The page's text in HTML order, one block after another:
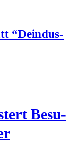
“Deindus­
Besu­